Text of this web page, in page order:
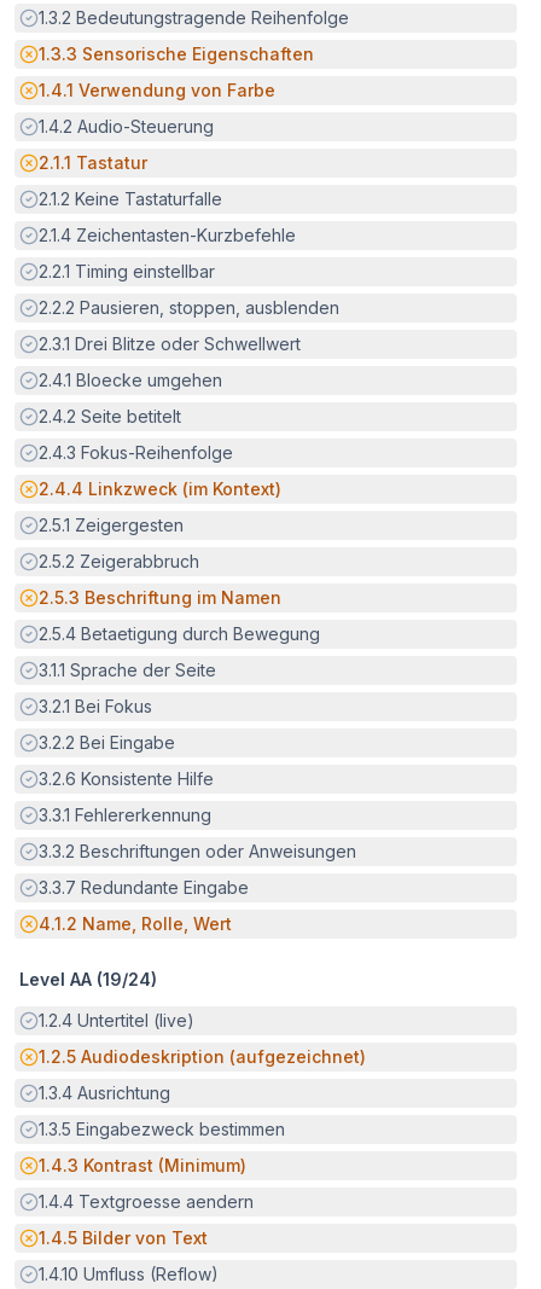
Erfüllt:
1.3.2 Bedeutungstragende Reihenfolge
Potenzielle Barriere:
1.3.3 Sensorische Eigenschaften
Potenzielle Barriere:
1.4.1 Verwendung von Farbe
Erfüllt:
1.4.2 Audio-Steuerung
Potenzielle Barriere:
2.1.1 Tastatur
Erfüllt:
2.1.2 Keine Tastaturfalle
Erfüllt:
2.1.4 Zeichentasten-Kurzbefehle
Erfüllt:
2.2.1 Timing einstellbar
Erfüllt:
2.2.2 Pausieren, stoppen, ausblenden
Erfüllt:
2.3.1 Drei Blitze oder Schwellwert
Erfüllt:
2.4.1 Bloecke umgehen
Erfüllt:
2.4.2 Seite betitelt
Erfüllt:
2.4.3 Fokus-Reihenfolge
Potenzielle Barriere:
2.4.4 Linkzweck (im Kontext)
Erfüllt:
2.5.1 Zeigergesten
Erfüllt:
2.5.2 Zeigerabbruch
Potenzielle Barriere:
2.5.3 Beschriftung im Namen
Erfüllt:
2.5.4 Betaetigung durch Bewegung
Erfüllt:
3.1.1 Sprache der Seite
Erfüllt:
3.2.1 Bei Fokus
Erfüllt:
3.2.2 Bei Eingabe
Erfüllt:
3.2.6 Konsistente Hilfe
Erfüllt:
3.3.1 Fehlererkennung
Erfüllt:
3.3.2 Beschriftungen oder Anweisungen
Erfüllt:
3.3.7 Redundante Eingabe
Potenzielle Barriere:
4.1.2 Name, Rolle, Wert
Level AA (19/24)
Erfüllt:
1.2.4 Untertitel (live)
Potenzielle Barriere:
1.2.5 Audiodeskription (aufgezeichnet)
Erfüllt:
1.3.4 Ausrichtung
Erfüllt:
1.3.5 Eingabezweck bestimmen
Potenzielle Barriere:
1.4.3 Kontrast (Minimum)
Erfüllt:
1.4.4 Textgroesse aendern
Potenzielle Barriere:
1.4.5 Bilder von Text
Erfüllt:
1.4.10 Umfluss (Reflow)